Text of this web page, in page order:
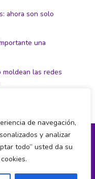
de navegación,
y analizar
todo” usted da su
ahora son solo
una
moldean las redes
cookies